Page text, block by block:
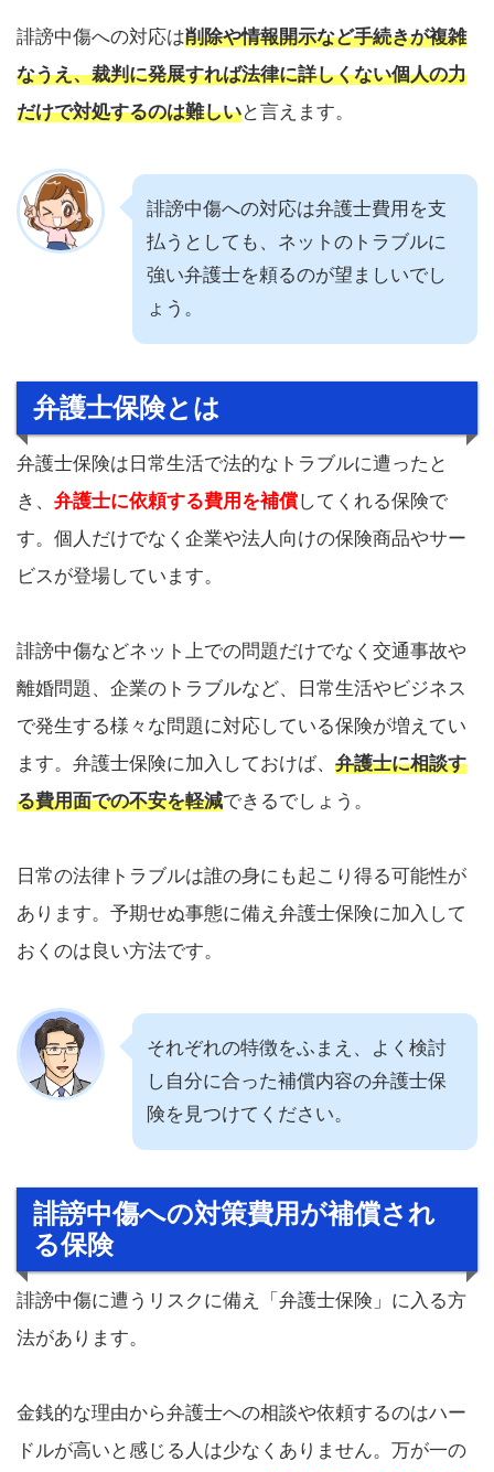
誹謗中傷への対応は削除や情報開示など手続きが複雑
なうえ、裁判に発展すれば法律に詳しくない個人の力
だけで対処するのは難しいと言えます。
誹謗中傷への対応は弁護士費用を支
払うとしても、ネットのトラブルに
強い弁護士を頼るのが望ましいでし
ょう。
弁護士保険とは
弁護士保険は日常生活で法的なトラブルに遭ったと
き、 弁護士に依頼する費用を補償してくれる保険で
す。個人だけでなく企業や法人向けの保険商品やサー
ビスが登場しています。
誹謗中傷などネット上での問題だけでなく交通事故や
離婚問題、企業のトラブルなど、日常生活やビジネス
で発生する様々な問題に対応している保険が増えてい
ます。弁護士保険に加入しておけば、 弁護士に相談す
る費用面での不安を軽減できるでしょう。
日常の法律トラブルは誰の身にも起こり得る可能性が
あります。予期せぬ事態に備え弁護士保険に加入して
おくのは良い方法です。
それぞれの特徴をふまえ、よく検討
し自分に合った補償内容の弁護士保
険を見つけてください。
誹謗中傷への対策費用が補償され
る保険
誹謗中傷に遭うリスクに備え「弁護士保険」に入る方
法があります。
金銭的な理由から弁護士への相談や依頼するのはハー
ドルが高いと感じる人は少なくありません。万が一の